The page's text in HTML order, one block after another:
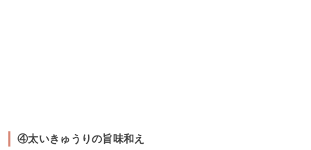
④太いきゅうりの旨味和え